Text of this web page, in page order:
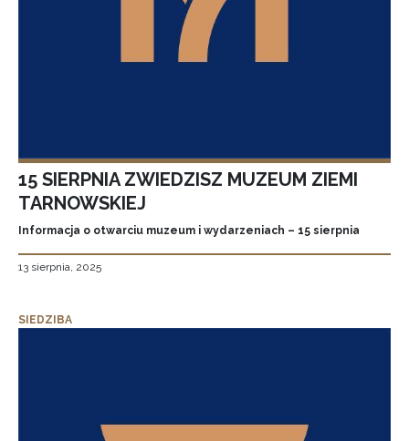
15 SIERPNIA ZWIEDZISZ MUZEUM ZIEMI
TARNOWSKIEJ
Informacja o otwarciu muzeum i wydarzeniach – 15 sierpnia
13 sierpnia, 2025
SIEDZIBA